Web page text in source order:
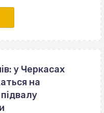
у Черкасах
на